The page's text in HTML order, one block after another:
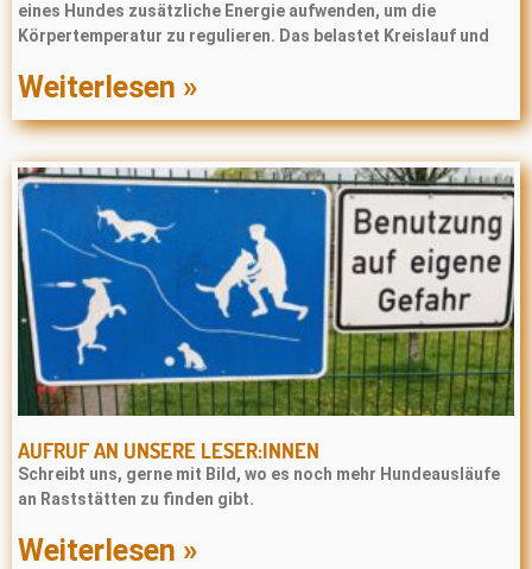
eines Hundes zusätzliche Energie aufwenden, um die
Körpertemperatur zu regulieren. Das belastet Kreislauf und
Weiterlesen »
AUFRUF AN UNSERE LESER:INNEN
Schreibt uns, gerne mit Bild, wo es noch mehr Hundeausläufe
an Raststätten zu finden gibt.
Weiterlesen »